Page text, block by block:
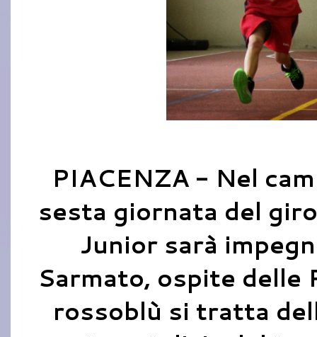
PIACENZA - Nel
sesta giornata del
Junior sarà
Sarmato, ospite delle
rossoblù si tratta